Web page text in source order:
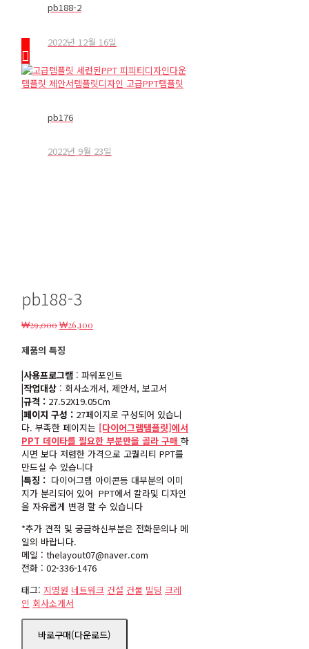
pb188-2
2022년 12월 16일
pb176
2022년 9월 23일
pb188-3
₩29,000원
가
₩29,000.
₩26,100
₩26,100.
제품의 특징
|사용프로그램 : 파워포인트
|작업대상 : 회사소개서, 제안서, 보고서
|규격 : 27.52X19.05Cm
|페이지 구성 : 27페이지로 구성되어 있습니
다. 부족한 페이지는 [다이어그램템플릿]에서
PPT 데이타를 필요한 부분만을 골라 구매 하
시면 보다 저렴한 가격으로 고퀄리티 PPT를
만드실 수 있습니다
|특징 : 다이어그램 아이콘등 대부분의 이미
지가 분리되어 있어 PPT에서 칼라및 디자인
을 자유롭게 변경 할 수 있습니다
*추가 견적 및 궁금하신부분은 전화문의나 메
일의 바랍니다.
메일 : thelayout07@naver.com
전화 : 02-336-1476
태그: 지명원 네트워크 건설 건물 빌딩 크레
인 회사소개서
바로구매(다운로드)